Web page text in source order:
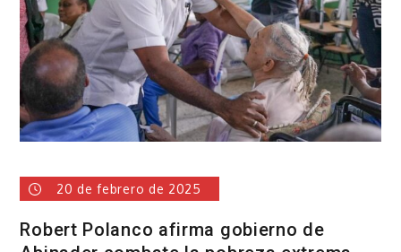
22.ª
Conferencia
Internacional
Anticorrupción
20 de febrero de 2025
Robert Polanco afirma gobierno de